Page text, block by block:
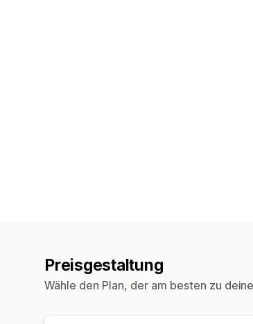
Preisgestaltung
Wähle den Plan, der am besten zu